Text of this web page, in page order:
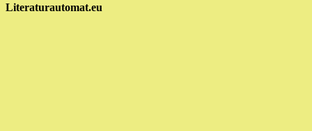
Literaturautomat.eu